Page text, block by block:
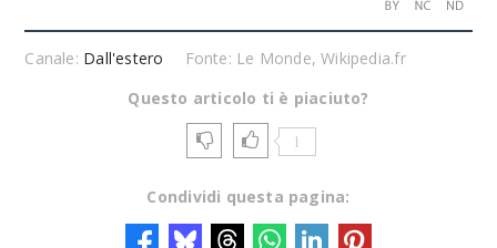
Canale: Dall'estero
Fonte: Le Monde, Wikipedia.fr
Questo articolo ti è piaciuto?
1
Condividi questa pagina: